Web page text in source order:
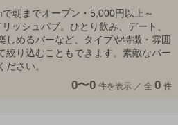
朝までオープン・5,000円以上～
ッシュパブ。ひとり飲み、デート、
しめるバーなど、タイプや特徴・雰囲
絞り込むこともできます。素敵なバー
さい。
0〜0 件を表示 ／ 全 0 件